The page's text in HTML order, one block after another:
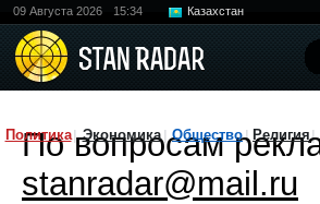
09 Августа 2026 15:34 Казахстан
Политика Экономика Общество Религия
По вопросам
stanradar@mail.ru